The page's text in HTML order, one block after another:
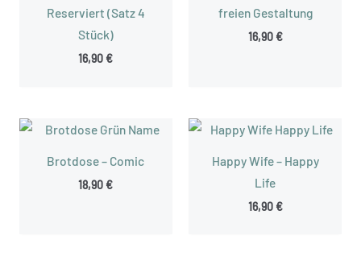
Reserviert (Satz 4
Stück)
16,90 €
freien Gestaltung
16,90 €
Brotdose – Comic
18,90 €
Happy Wife – Happy
Life
16,90 €